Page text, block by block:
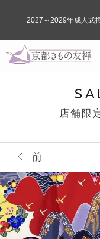
店舗限
前
2027～2029年成人式